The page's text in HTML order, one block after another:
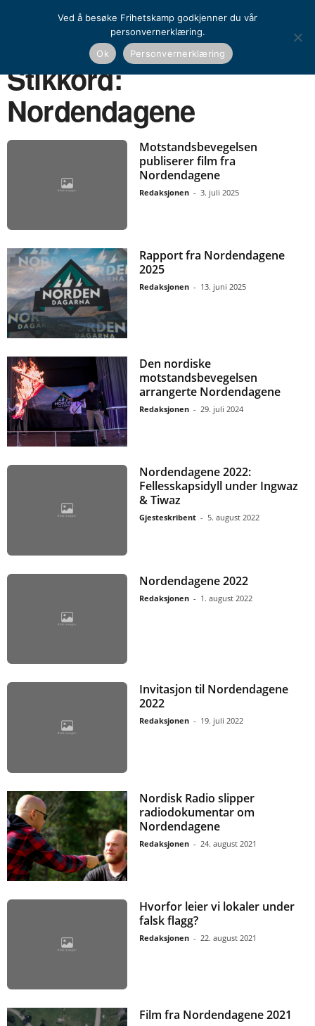
Nordendagene
Stikkord:
Nordendagene
Motstandsbevegelsen
publiserer film fra
Nordendagene
Redaksjonen - 3. juli 2025
Rapport fra Nordendagene
2025
Redaksjonen - 13. juni 2025
Den nordiske
motstandsbevegelsen
arrangerte Nordendagene
Redaksjonen - 29. juli 2024
Nordendagene 2022:
Fellesskapsidyll under Ingwaz
& Tiwaz
Gjesteskribent - 5. august 2022
Nordendagene 2022
Redaksjonen - 1. august 2022
Invitasjon til Nordendagene
2022
Redaksjonen - 19. juli 2022
Nordisk Radio slipper
radiodokumentar om
Nordendagene
Redaksjonen - 24. august 2021
Hvorfor leier vi lokaler under
falsk flagg?
Redaksjonen - 22. august 2021
Film fra Nordendagene 2021
Ved å besøke Frihetskamp godkjenner du vår
personvernerklæring.
Ok
Personvernerklæring